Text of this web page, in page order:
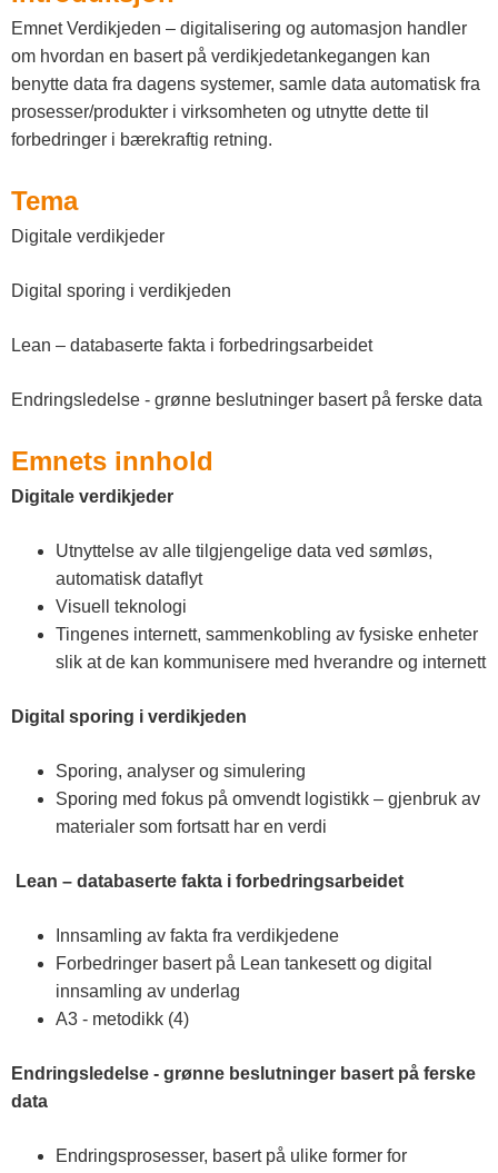
n
n
l
a
d
e
t
Emnet Verdikjeden – digitalisering og automasjon handler
om hvordan en basert på verdikjedetankegangen kan
benytte data fra dagens systemer, samle data automatisk fra
prosesser/produkter i virksomheten og utnytte dette til
forbedringer i bærekraftig retning.
Tema
Digitale verdikjeder
Digital sporing i verdikjeden
Lean – databaserte fakta i forbedringsarbeidet
Endringsledelse - grønne beslutninger basert på ferske data
Emnets innhold
Digitale verdikjeder
Utnyttelse av alle tilgjengelige data ved sømløs,
automatisk dataflyt
Visuell teknologi
Tingenes internett, sammenkobling av fysiske enheter
slik at de kan kommunisere med hverandre og internett
Digital sporing i verdikjeden
Sporing, analyser og simulering
Sporing med fokus på omvendt logistikk – gjenbruk av
materialer som fortsatt har en verdi
Lean – databaserte fakta i forbedringsarbeidet
Innsamling av fakta fra verdikjedene
Forbedringer basert på Lean tankesett og digital
innsamling av underlag
A3 - metodikk (4)
Endringsledelse - grønne beslutninger basert på ferske
data
Endringsprosesser, basert på ulike former for